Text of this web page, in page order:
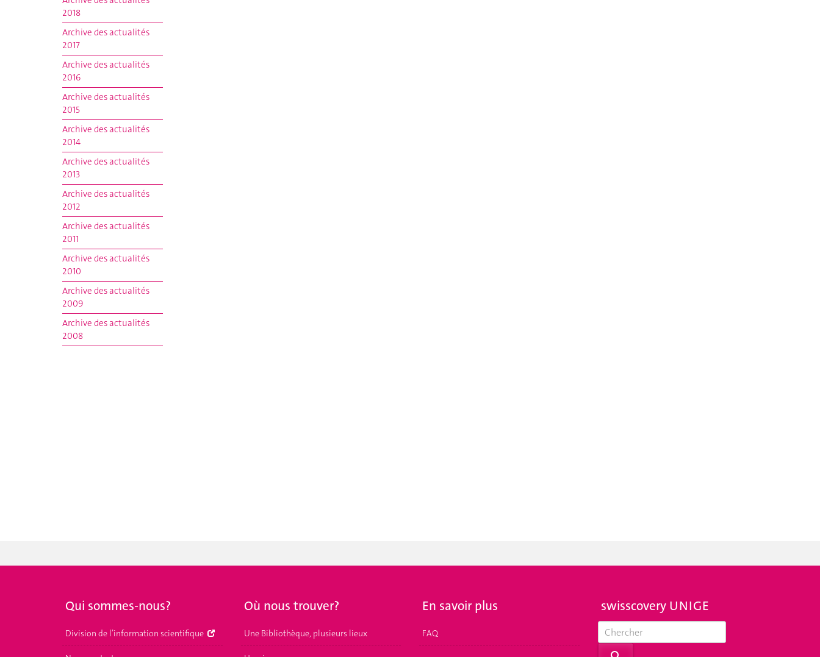
2018
Archive des actualités
2017
Archive des actualités
2016
Archive des actualités
2015
Archive des actualités
2014
Archive des actualités
2013
Archive des actualités
2012
Archive des actualités
2011
Archive des actualités
2010
Archive des actualités
2009
Archive des actualités
2008
Qui sommes-nous?
Division de l’information scientifique
Où nous trouver?
Une Bibliothèque, plusieurs lieux
En savoir plus
FAQ
swisscovery UNIGE